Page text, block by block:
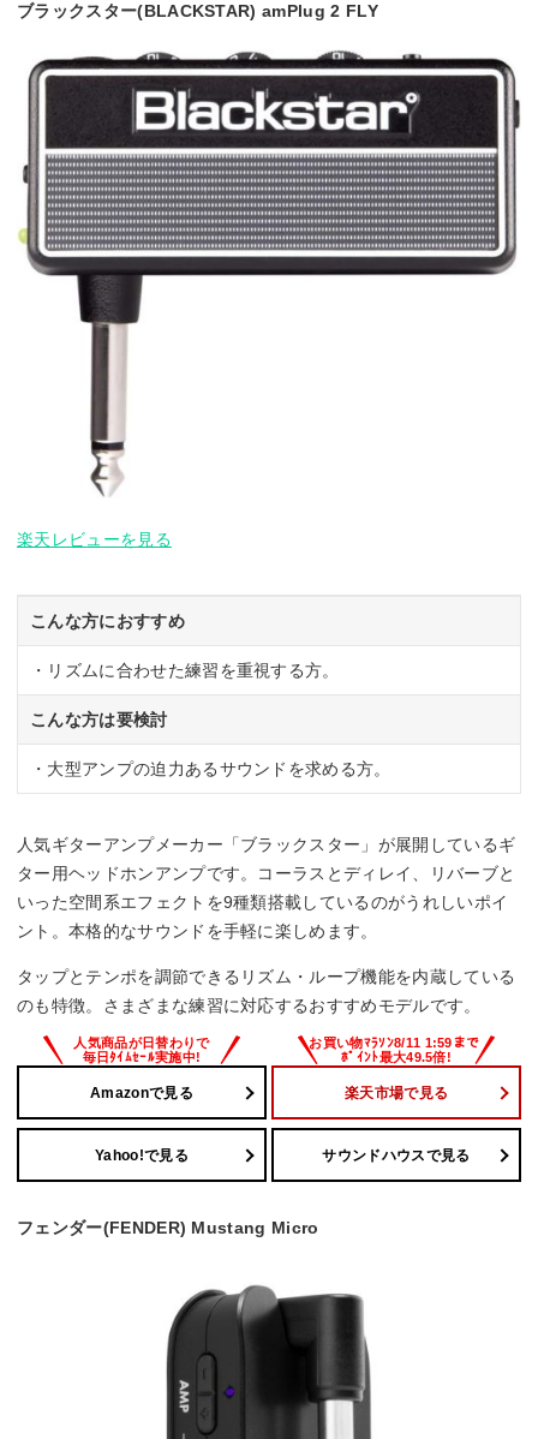
ブラックスター(BLACKSTAR) amPlug 2 FLY
楽天レビューを見る
こんな方におすすめ
・リズムに合わせた練習を重視する方。
こんな方は要検討
・大型アンプの迫力あるサウンドを求める方。
人気ギターアンプメーカー「ブラックスター」が展開しているギ
ター用ヘッドホンアンプです。コーラスとディレイ、リバーブと
いった空間系エフェクトを9種類搭載しているのがうれしいポイ
ント。本格的なサウンドを手軽に楽しめます。
タップとテンポを調節できるリズム・ループ機能を内蔵している
のも特徴。さまざまな練習に対応するおすすめモデルです。
Amazonで見る 楽天市場で見る
Yahoo!で見る サウンドハウスで見る
フェンダー(FENDER) Mustang Micro